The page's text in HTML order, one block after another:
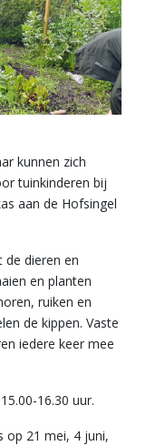
kunnen zich
tuinkinderen bij
aan de Hofsingel
de dieren en
en planten
ruiken en
de kippen. Vaste
iedere keer mee
16.30 uur.
op 21 mei, 4 juni,